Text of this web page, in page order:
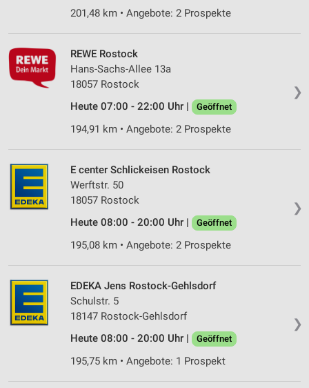
201,48 km • Angebote: 2 Prospekte
❯
REWE Rostock
Hans-Sachs-Allee 13a
18057 Rostock
Heute 07:00 - 22:00 Uhr |
Geöffnet
194,91 km • Angebote: 2 Prospekte
❯
E center Schlickeisen Rostock
Werftstr. 50
18057 Rostock
Heute 08:00 - 20:00 Uhr |
Geöffnet
195,08 km • Angebote: 2 Prospekte
❯
EDEKA Jens Rostock-Gehlsdorf
Schulstr. 5
18147 Rostock-Gehlsdorf
Heute 08:00 - 20:00 Uhr |
Geöffnet
195,75 km • Angebote: 1 Prospekt